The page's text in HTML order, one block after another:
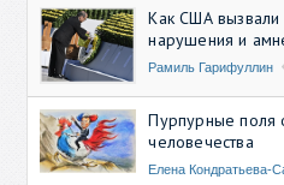
Как США вызвали
нарушения и
Рамиль Гарифуллин
Пурпурные поля
человечества
Елена Кондратьева-